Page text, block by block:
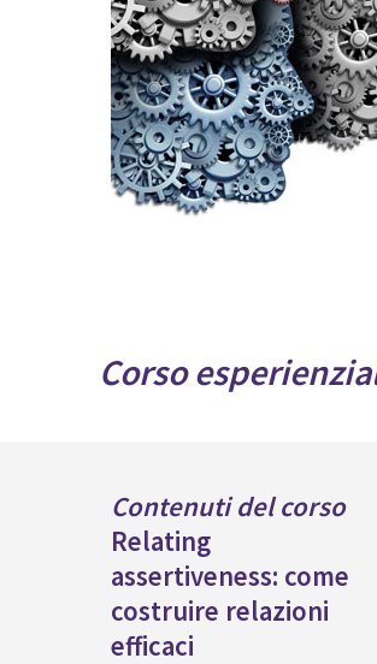
Corso
Contenuti del corso
Relating
assertiveness: come
costruire relazioni
efficaci